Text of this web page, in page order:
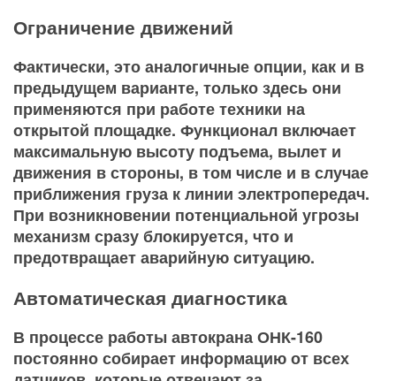
Ограничение движений
Фактически, это аналогичные опции, как и в
предыдущем варианте, только здесь они
применяются при работе техники на
открытой площадке. Функционал включает
максимальную высоту подъема, вылет и
движения в стороны, в том числе и в случае
приближения груза к линии электропередач.
При возникновении потенциальной угрозы
механизм сразу блокируется, что и
предотвращает аварийную ситуацию.
Автоматическая диагностика
В процессе работы автокрана ОНК-160
постоянно собирает информацию от всех